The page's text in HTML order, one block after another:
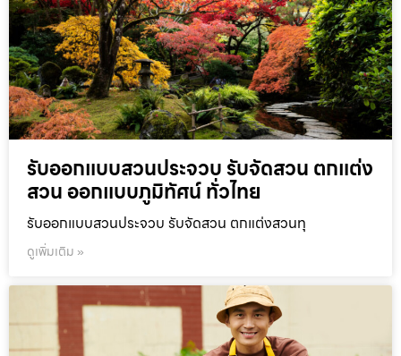
รับออกแบบสวนประจวบ รับจัดสวน ตกแต่ง
สวน ออกแบบภูมิทัศน์ ทั่วไทย
รับออกแบบสวนประจวบ รับจัดสวน ตกแต่งสวนทุ
ดูเพิ่มเติม »